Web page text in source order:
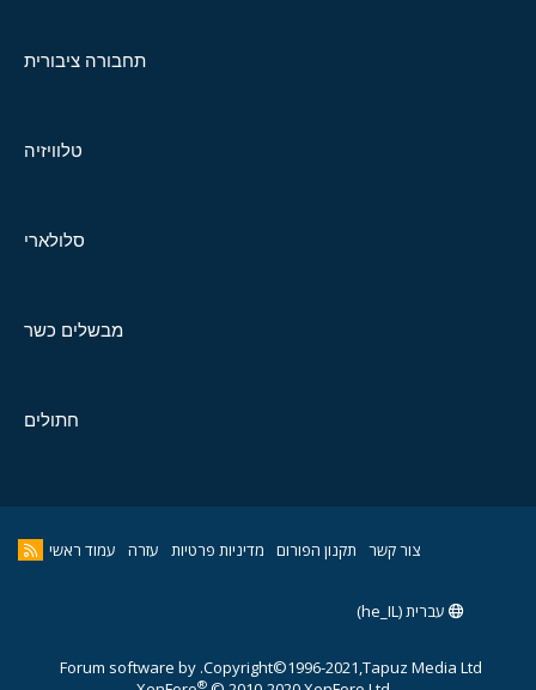
תחבורה ציבורית
טלוויזיה
סלולארי
מבשלים כשר
חתולים
צור קשר תקנון הפורום מדיניות פרטיות עזרה עמוד ראשי
עברית (he_IL)
Copyright©1996-2021,Tapuz Media Ltd.
Forum software by
®